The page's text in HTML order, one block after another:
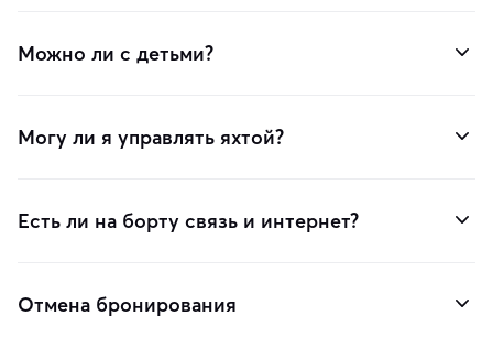
Можно ли с детьми?
Могу ли я управлять яхтой?
Есть ли на борту связь и интернет?
Отмена бронирования